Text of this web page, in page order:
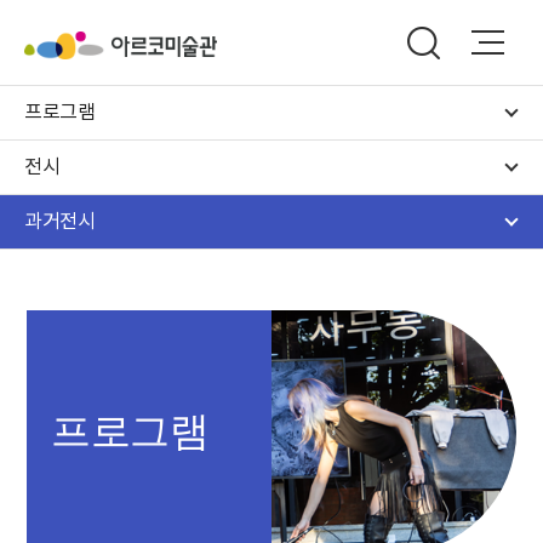
프로그램
전시
과거전시
프로그램